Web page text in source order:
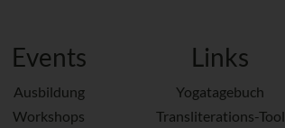
Events
Ausbildung
Workshops
Links
Yogatagebuch
Transliterations-Tool